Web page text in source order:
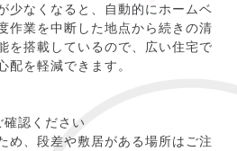
少なくなると、自動的にホームベ
作業を中断した地点から続きの清
を搭載しているので、広い住宅で
配を軽減できます。
認ください
め、段差や敷居がある場所はご注